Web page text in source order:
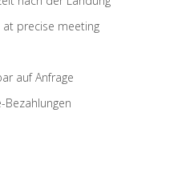
precise meeting
auf Anfrage
Bezahlungen